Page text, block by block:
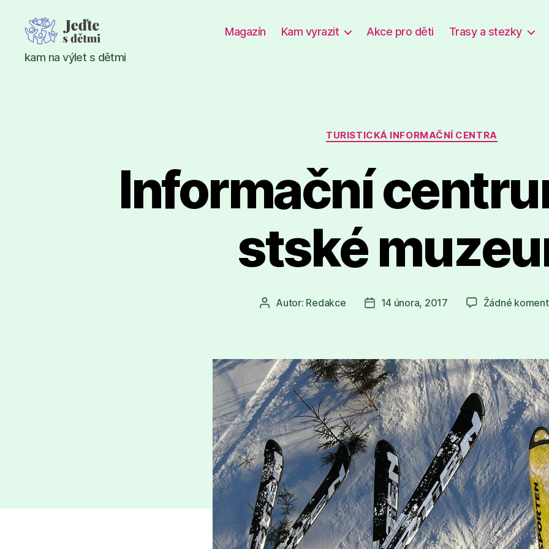
Jeďte
s
kam na výlet s dětmi
Magazín Kam vyrazit Akce pro děti Trasy a stezky
Rubriky
TURISTICKÁ INFORMAČNÍ CENTRA
Informační
stské
AutorAutor: Redakce
Datum
14 února, 2017 Žádné